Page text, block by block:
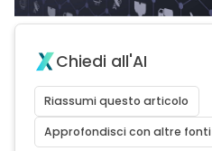
Chiedi all'AI
Riassumi questo articolo
Approfondisci con altre fonti